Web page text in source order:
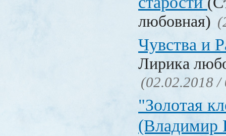
любовная)
Чувства и
Лирика
(02.02.2018 /
"Золотая
(Владимир